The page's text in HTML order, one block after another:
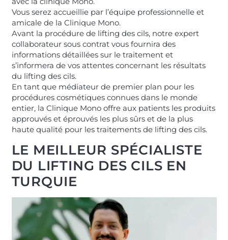
Vous serez accueillie par l’équipe professionnelle et
amicale de la Clinique Mono.
Avant la procédure de lifting des cils, notre expert
collaborateur sous contrat vous fournira des
informations détaillées sur le traitement et
s’informera de vos attentes concernant les résultats
du lifting des cils.
En tant que médiateur de premier plan pour les
procédures cosmétiques connues dans le monde
entier, la Clinique Mono offre aux patients les produits
approuvés et éprouvés les plus sûrs et de la plus
haute qualité pour les traitements de lifting des cils.
LE MEILLEUR SPÉCIALISTE
DU LIFTING DES CILS EN
TURQUIE